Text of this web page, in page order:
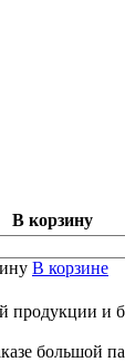
В корзину
В корзине
продукции и
большой